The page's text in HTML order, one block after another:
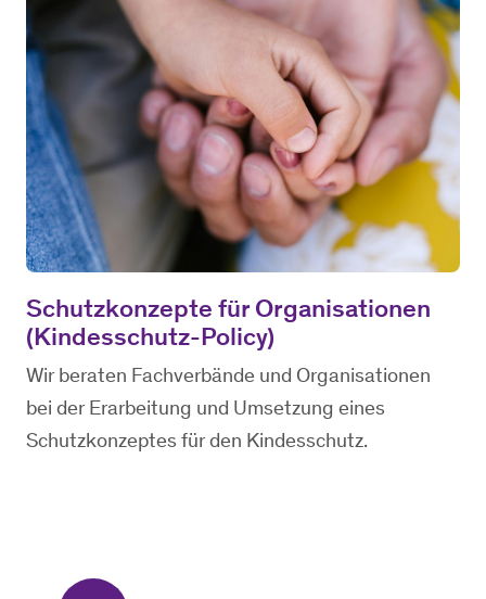
Schutzkonzepte für Organisationen
(Kindesschutz-Policy)
Wir beraten Fachverbände und Organisationen
bei der Erarbeitung und Umsetzung eines
Schutzkonzeptes für den Kindesschutz.